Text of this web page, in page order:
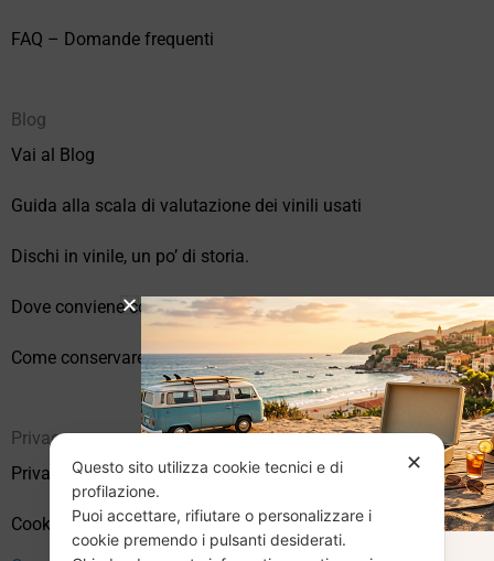
FAQ – Domande frequenti
Blog
Vai al Blog
Guida alla scala di valutazione dei vinili usati
Dischi in vinile, un po’ di storia.
Dove conviene comprare vinili online?
Come conservare correttamente i vinili usati
Privacy
Privacy Policy
Cookie Policy (UE)
✕
Questo sito utilizza cookie tecnici e di
profilazione.
Puoi accettare, rifiutare o personalizzare i
cookie premendo i pulsanti desiderati.